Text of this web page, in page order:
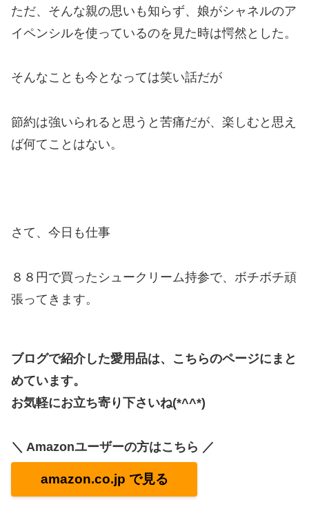
ただ、そんな親の思いも知らず、娘がシャネルのア
イペンシルを使っているのを見た時は愕然とした。
そんなことも今となっては笑い話だが
節約は強いられると思うと苦痛だが、楽しむと思え
ば何てことはない。
さて、今日も仕事
８８円で買ったシュークリーム持参で、ボチボチ頑
張ってきます。
ブログで紹介した愛用品は、こちらのページにまと
めています。
お気軽にお立ち寄り下さいね(*^^*)
＼ Amazonユーザーの方はこちら ／
amazon.co.jp で見る